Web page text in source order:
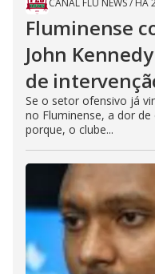
CANAL FLU NEWS/ HÁ
Fluminense
John
de
Se o setor ofensivo já
no Fluminense, a dor
porque, o clube...